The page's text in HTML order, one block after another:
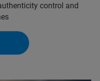
control and